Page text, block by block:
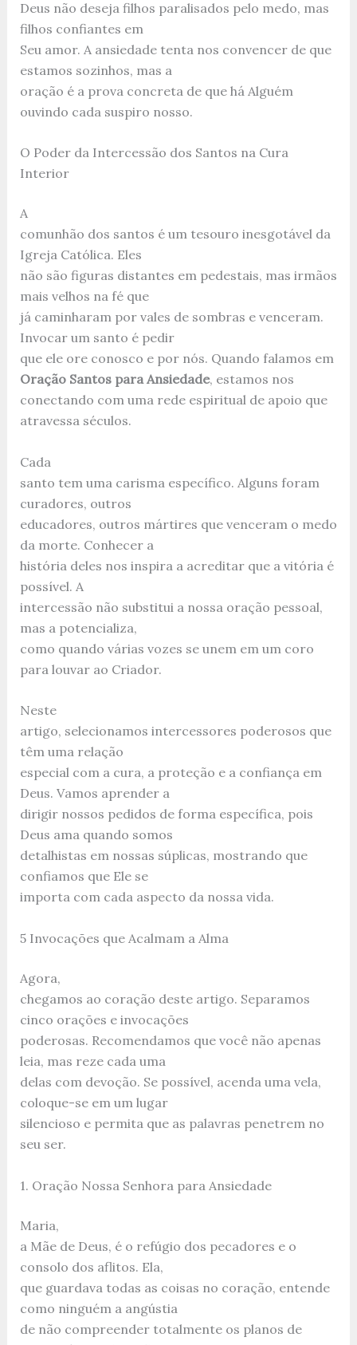
Deus não deseja filhos paralisados pelo medo, mas
filhos confiantes em
Seu amor. A ansiedade tenta nos convencer de que
estamos sozinhos, mas a
oração é a prova concreta de que há Alguém
ouvindo cada suspiro nosso.
O Poder da Intercessão dos Santos na Cura
Interior
A
comunhão dos santos é um tesouro inesgotável da
Igreja Católica. Eles
não são figuras distantes em pedestais, mas irmãos
mais velhos na fé que
já caminharam por vales de sombras e venceram.
Invocar um santo é pedir
que ele ore conosco e por nós. Quando falamos em
Oração Santos para Ansiedade, estamos nos
conectando com uma rede espiritual de apoio que
atravessa séculos.
Cada
santo tem uma carisma específico. Alguns foram
curadores, outros
educadores, outros mártires que venceram o medo
da morte. Conhecer a
história deles nos inspira a acreditar que a vitória é
possível. A
intercessão não substitui a nossa oração pessoal,
mas a potencializa,
como quando várias vozes se unem em um coro
para louvar ao Criador.
Neste
artigo, selecionamos intercessores poderosos que
têm uma relação
especial com a cura, a proteção e a confiança em
Deus. Vamos aprender a
dirigir nossos pedidos de forma específica, pois
Deus ama quando somos
detalhistas em nossas súplicas, mostrando que
confiamos que Ele se
importa com cada aspecto da nossa vida.
5 Invocações que Acalmam a Alma
Agora,
chegamos ao coração deste artigo. Separamos
cinco orações e invocações
poderosas. Recomendamos que você não apenas
leia, mas reze cada uma
delas com devoção. Se possível, acenda uma vela,
coloque-se em um lugar
silencioso e permita que as palavras penetrem no
seu ser.
1. Oração Nossa Senhora para Ansiedade
Maria,
a Mãe de Deus, é o refúgio dos pecadores e o
consolo dos aflitos. Ela,
que guardava todas as coisas no coração, entende
como ninguém a angústia
de não compreender totalmente os planos de